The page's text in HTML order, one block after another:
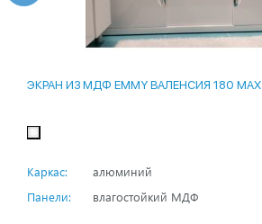
ЭКРАН ИЗ МДФ EMMY ВАЛЕНСИЯ 180 MAX
Каркас:
алюминий
Панели:
влагостойкий МДФ